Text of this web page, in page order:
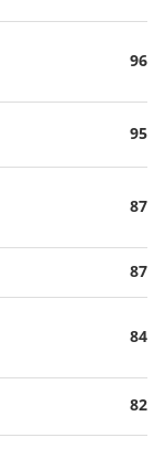
96
95
87
87
84
82